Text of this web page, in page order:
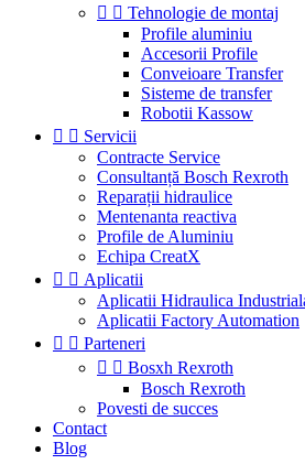
  Tehnologie de montaj
Profile aluminiu
Accesorii Profile
Conveioare Transfer
Sisteme de transfer
Robotii Kassow
  Servicii
Contracte Service
Consultanță Bosch Rexroth
Reparații hidraulice
Mentenanta reactiva
Profile de Aluminiu
Echipa CreatX
  Aplicatii
Aplicatii Hidraulica
Aplicatii Factory Automation
  Parteneri
  Bosxh Rexroth
Bosch Rexroth
Povesti de succes
Contact
Blog